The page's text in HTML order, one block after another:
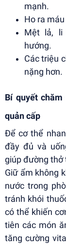
mạnh.
Ho ra
Mệt lả, li
hướng.
Các triệu
nặng hơn.
Bí quyết
quản cấp
Để cơ thể
đầy đủ và
giúp đường thở
Giữ ẩm không
nước trong
tránh khói
có thể khiến
tiên các món
tăng cường